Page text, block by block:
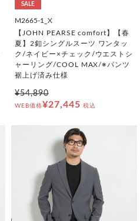
SALE
M2665-1_X
【JOHN PEARSE comfort】【春
夏】2釦シングルスーツ ワンタッ
ク/ネイビー×チェック/ウエストシ
ャーリング/COOL MAX/※パンツ
裾上げ済み仕様
¥54,890
WEB価格¥27,445 税込